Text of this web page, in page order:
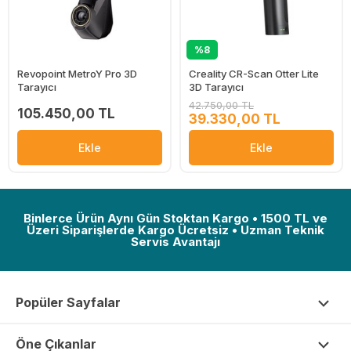
Revopoint MetroY Pro 3D
Tarayıcı
105.450,00 TL
Ekle
%8
Creality CR-Scan Otter Lite
3D Tarayıcı
42.750,00 TL
39.330,00 TL
Ekle
Binlerce Ürün Aynı Gün Stoktan Kargo • 1500 TL ve
Üzeri Siparişlerde Kargo Ücretsiz • Uzman Teknik
Servis Avantajı
Popüler Sayfalar
Öne Çıkanlar